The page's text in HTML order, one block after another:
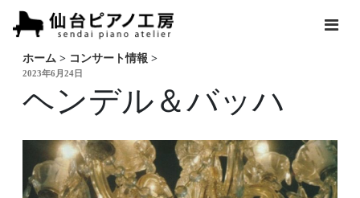
ホーム > コンサート情報 >
投
日:
2023年6月24日
ヘンデル＆バッハ